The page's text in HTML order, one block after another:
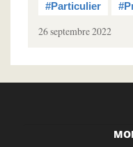
#Particulier
26 septembre 2022